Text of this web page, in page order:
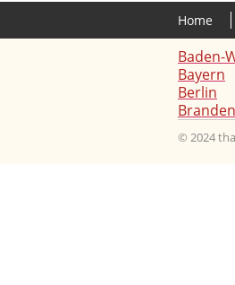
Home
Baden-
Bayern
Berlin
© 2024